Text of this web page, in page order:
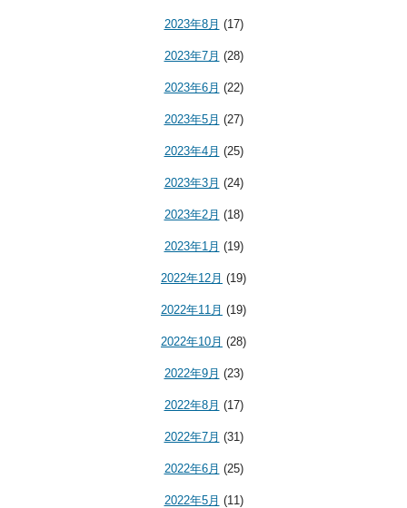
2023年8月 (17)
2023年7月 (28)
2023年6月 (22)
2023年5月 (27)
2023年4月 (25)
2023年3月 (24)
2023年2月 (18)
2023年1月 (19)
2022年12月 (19)
2022年11月 (19)
2022年10月 (28)
2022年9月 (23)
2022年8月 (17)
2022年7月 (31)
2022年6月 (25)
2022年5月 (11)